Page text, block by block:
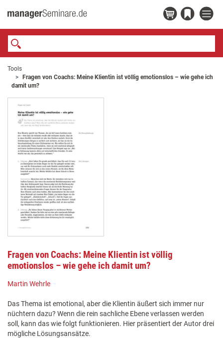
Tools
Fragen von Coachs: Meine Klientin ist völlig emotionslos – wie gehe ich
damit um?
Fragen von Coachs: Meine Klientin ist völlig
emotionslos – wie gehe ich damit um?
Martin Wehrle
Das Thema ist emotional, aber die Klientin äußert sich immer nur
nüchtern dazu? Wenn die rein sachliche Ebene verlassen werden
soll, kann das wie folgt funktionieren. Hier präsentiert der Autor drei
mögliche Lösungsansätze.